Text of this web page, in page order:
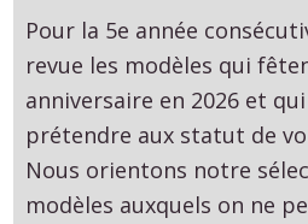
Pour la 5e année
revue les modèles qui
anniversaire en 2026 et
prétendre aux statut de
Nous orientons notre
modèles auxquels on ne